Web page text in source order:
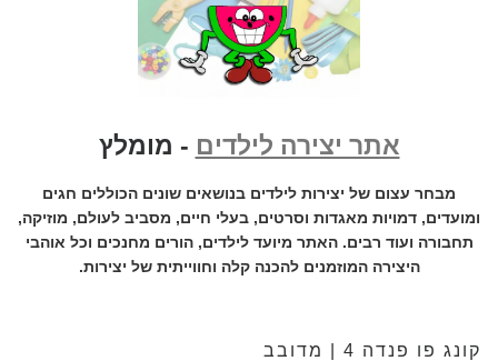
אתר יצירה לילדים - מומלץ
מבחר עצום של יצירות לילדים בנושאים שונים הכוללים חגים
ומועדים, דמויות מאגדות וסרטים, בעלי חיים, מסביב לעולם, מוזיקה,
תחבורה ועוד רבים. האתר מיועד לילדים, הורים מחנכים וכל אוהבי
היצירה המוזמנים להכנה קלה וחווייתית של יצירות.
קונג פו פנדה 4 | מדובב